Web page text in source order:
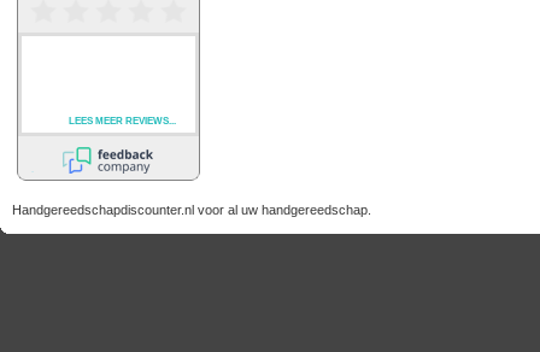
Handgereedschapdiscounter.nl voor al uw handgereedschap.